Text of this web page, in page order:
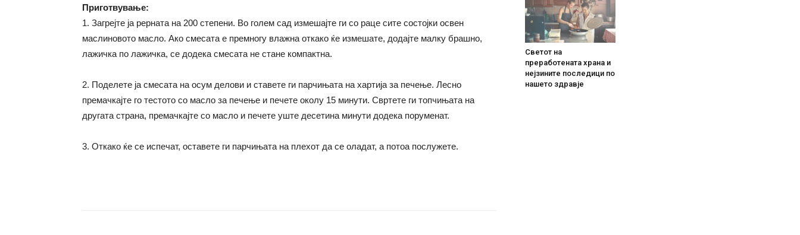
Приготвување:
1. Загрејте ја рерната на 200 степени. Во голем сад измешајте ги со раце сите состојки освен
маслиновото масло. Ако смесата е премногу влажна откако ќе измешате, додајте малку брашно,
лажичка по лажичка, се додека смесата не стане компактна.
2. Поделете ја смесата на осум делови и ставете ги парчињата на хартија за печење. Лесно
премачкајте го тестото со масло за печење и печете околу 15 минути. Свртете ги топчињата на
другата страна, премачкајте со масло и печете уште десетина минути додека поруменат.
3. Откако ќе се испечат, оставете ги парчињата на плехот да се оладат, а потоа послужете.
Светот на
преработената храна и
нејзините последици по
нашето здравје